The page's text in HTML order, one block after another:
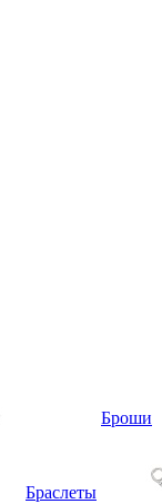
Браслеты
Броши